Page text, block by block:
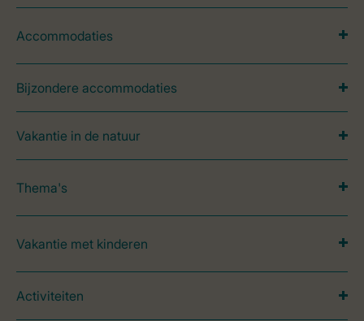
Accommodaties
Bijzondere accommodaties
Vakantie in de natuur
Thema's
Vakantie met kinderen
Activiteiten